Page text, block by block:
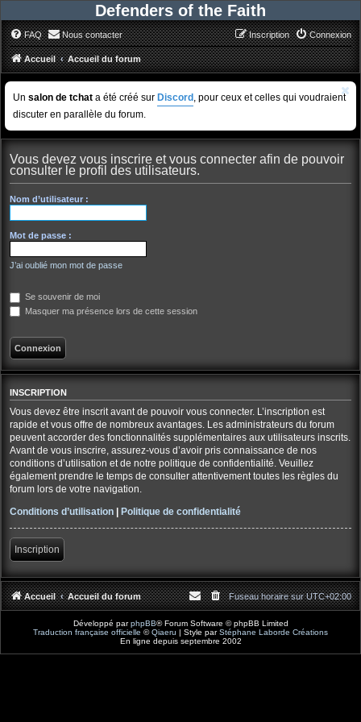
Defenders of the Faith
FAQ Nous contacter Connexion
Inscription
Accueil Accueil du forum
Un salon de tchat a été créé sur Discord , pour ceux et celles qui voudraient
discuter en parallèle du forum.
Vous devez vous inscrire et vous connecter afin de pouvoir
consulter le profil des utilisateurs.
Nom d’utilisateur :
Mot de passe :
J’ai oublié mon mot de passe
Se souvenir de moi
Masquer ma présence lors de cette session
INSCRIPTION
Vous devez être inscrit avant de pouvoir vous connecter. L’inscription est
rapide et vous offre de nombreux avantages. Les administrateurs du forum
peuvent accorder des fonctionnalités supplémentaires aux utilisateurs inscrits.
Avant de vous inscrire, assurez-vous d’avoir pris connaissance de nos
conditions d’utilisation et de notre politique de confidentialité. Veuillez
également prendre le temps de consulter attentivement toutes les règles du
forum lors de votre navigation.
Conditions d’utilisation | Politique de confidentialité
Inscription
Accueil Accueil du forum Fuseau horaire surUTC+02:00
Développé parphpBB® Forum Software © phpBB Limited
Traduction française officielle ©Qiaeru | Style parStéphane Laborde Créations
En ligne depuis septembre 2002